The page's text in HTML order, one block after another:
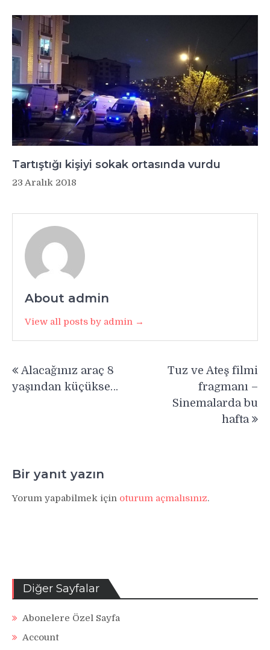
Tartıştığı kişiyi sokak ortasında vurdu
23 Aralık 2018
About admin
View all posts by admin →
gezinmesi
Alacağınız araç 8
yaşından küçükse…
Tuz ve Ateş filmi
fragmanı –
Sinemalarda bu
hafta
Bir yanıt yazın
Yorum yapabilmek için oturum açmalısınız.
Diğer Sayfalar
Abonelere Özel Sayfa
Account